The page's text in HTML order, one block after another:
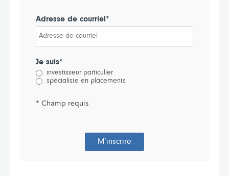
Adresse de courriel*
Je suis*
investisseur particulier
spécialiste en placements
* Champ requis
M’inscrire